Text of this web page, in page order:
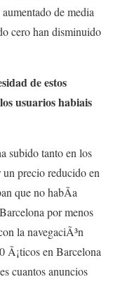
de media
cero han disminuido
de estos
usuarios habiais
subido tanto en los
precio reducido en
que no habÃ­a
por menos
la navegaciÃ³n
Ã¡ticos en Barcelona
cuantos anuncios